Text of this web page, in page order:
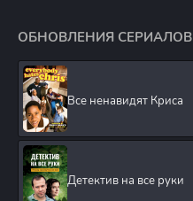
ОБНОВЛЕНИЯ СЕРИАЛОВ
Все ненавидят Криса
Детектив на все руки